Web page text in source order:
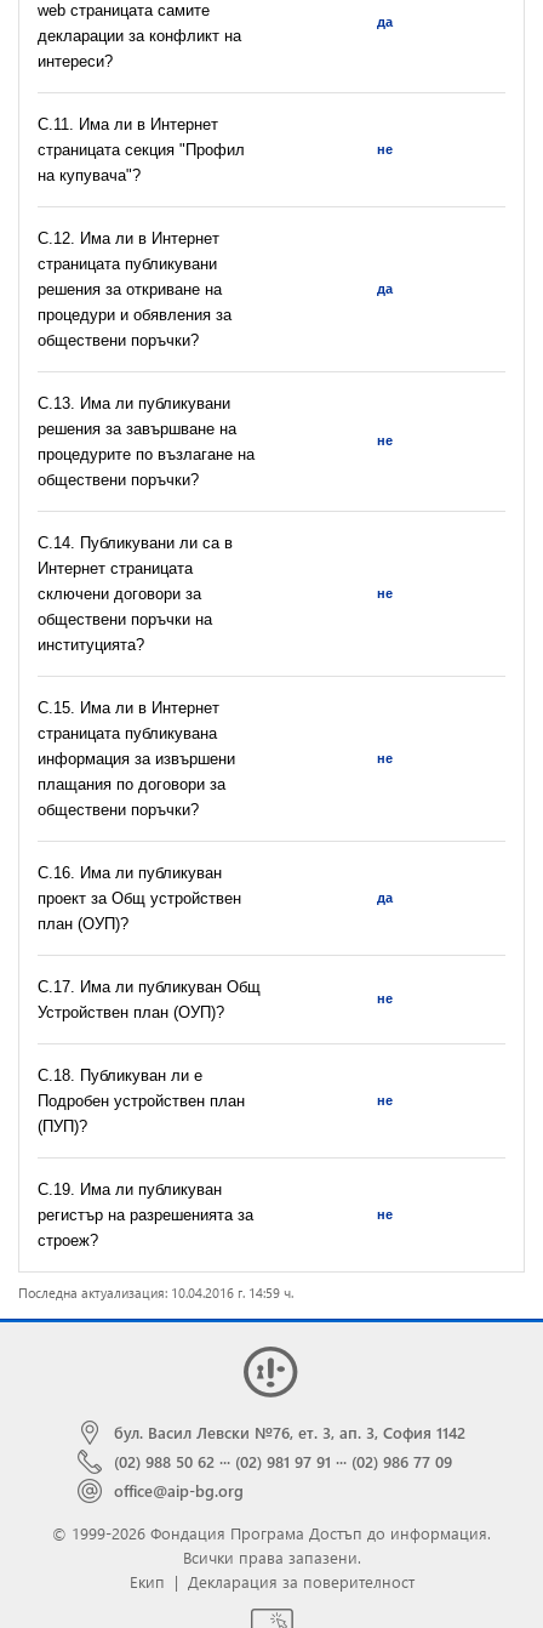
web страницата самите
декларации за конфликт на
интереси?
да
C.11. Има ли в Интернет
страницата секция "Профил
на купувача"?
не
С.12. Има ли в Интернет
страницата публикувани
решения за откриване на
процедури и обявления за
обществени поръчки?
да
С.13. Има ли публикувани
решения за завършване на
процедурите по възлагане на
обществени поръчки?
не
С.14. Публикувани ли са в
Интернет страницата
сключени договори за
обществени поръчки на
институцията?
не
С.15. Има ли в Интернет
страницата публикувана
информация за извършени
плащания по договори за
обществени поръчки?
не
С.16. Има ли публикуван
проект за Общ устройствен
план (ОУП)?
да
С.17. Има ли публикуван Общ
Устройствен план (ОУП)?
не
С.18. Публикуван ли е
Подробен устройствен план
(ПУП)?
не
С.19. Има ли публикуван
регистър на разрешeнията за
строеж?
не
Последна актуализация: 10.04.2016 г. 14:59 ч.
бул. Васил Левски №76, ет. 3, ап. 3, София 1142
(02) 988 50 62 ··· (02) 981 97 91 ··· (02) 986 77 09
office@aip-bg.org
© 1999-2026 Фондация Програма Достъп до информация.
Всички права запазени.
Екип | Декларация за поверителност